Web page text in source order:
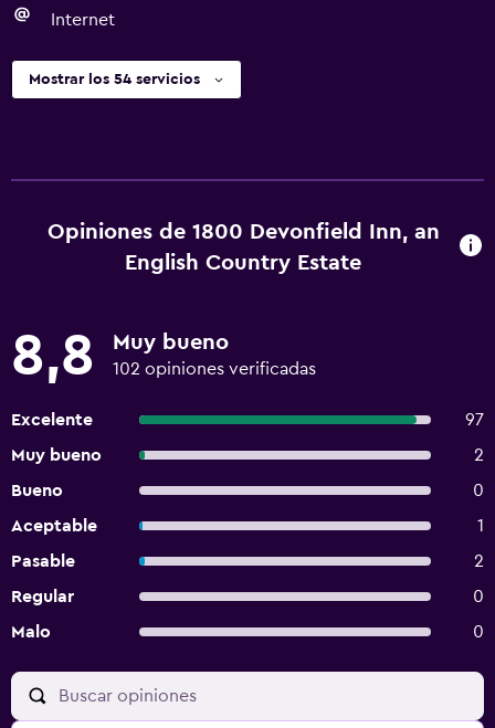
Internet
Mostrar los 54 servicios
Opiniones de 1800 Devonfield Inn, an
English Country Estate
8,8 Muy bueno
102 opiniones verificadas
Excelente
97
Muy bueno
2
Bueno
0
Aceptable
1
Pasable
2
Regular
0
Malo
0